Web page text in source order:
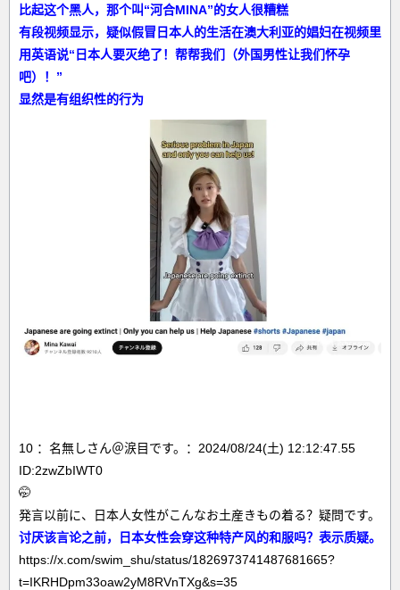
比起这个黑人，那个叫“河合MINA”的女人很糟糕
有段视频显示，疑似假冒日本人的生活在澳大利亚的娼妇在视频里
用英语说“日本人要灭绝了！帮帮我们（外国男性让我们怀孕
吧）！”
显然是有组织性的行为
10 ：名無しさん＠涙目です。：2024/08/24(土) 12:12:47.55
ID:2zwZbIWT0
🤭
発言以前に、日本人女性がこんなお土産きもの着る？疑問です。
讨厌该言论之前，日本女性会穿这种特产风的和服吗？表示质疑。
https://x.com/swim_shu/status/1826973741487681665?
t=IKRHDpm33oaw2yM8RVnTXg&s=35